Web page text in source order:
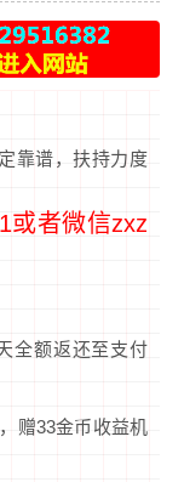
靠谱，扶持力度
或者微信zxz
全额返还至支付
赠33金币收益机